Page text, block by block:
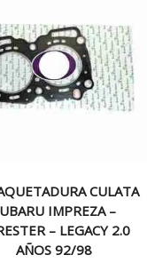
CULATA
IMPREZA –
– LEGACY 2.0
AÑOS 92/98